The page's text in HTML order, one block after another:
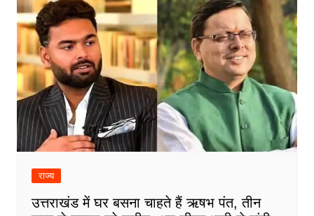
राज्य
उत्तराखंड में घर बसना चाहते हैं ऋषभ पंत, तीन